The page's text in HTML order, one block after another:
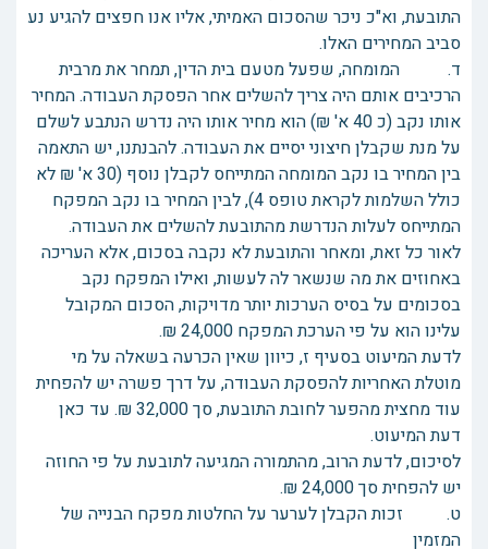
התובעת, וא"כ ניכר שהסכום האמיתי, אליו אנו חפצים להגיע נע
סביב המחירים האלו.
ד. המומחה, שפעל מטעם בית הדין, תמחר את מרבית
הרכיבים אותם היה צריך להשלים אחר הפסקת העבודה. המחיר
אותו נקב (כ 40 א' ₪) הוא מחיר אותו היה נדרש הנתבע לשלם
על מנת שקבלן חיצוני יסיים את העבודה. להבנתנו, יש התאמה
בין המחיר בו נקב המומחה המתייחס לקבלן נוסף (30 א' ₪ לא
כולל השלמות לקראת טופס 4), לבין המחיר בו נקב המפקח
המתייחס לעלות הנדרשת מהתובעת להשלים את העבודה.
לאור כל זאת, ומאחר והתובעת לא נקבה בסכום, אלא העריכה
באחוזים את מה שנשאר לה לעשות, ואילו המפקח נקב
בסכומים על בסיס הערכות יותר מדויקות, הסכום המקובל
עלינו הוא על פי הערכת המפקח 24,000 ₪.
לדעת המיעוט בסעיף ז, כיוון שאין הכרעה בשאלה על מי
מוטלת האחריות להפסקת העבודה, על דרך פשרה יש להפחית
עוד מחצית מהפער לחובת התובעת, סך 32,000 ₪. עד כאן
דעת המיעוט.
לסיכום, לדעת הרוב, מהתמורה המגיעה לתובעת על פי החוזה
יש להפחית סך 24,000 ₪.
ט. זכות הקבלן לערער על החלטות מפקח הבנייה של
המזמין